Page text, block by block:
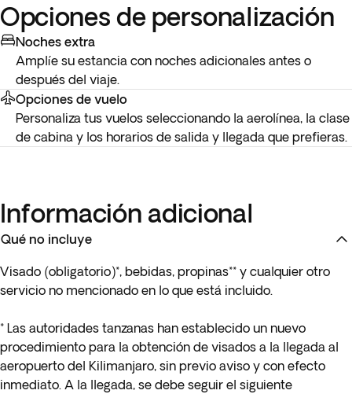
Opciones de personalización
Noches extra
Amplíe su estancia con noches adicionales antes o
después del viaje.
Opciones de vuelo
Personaliza tus vuelos seleccionando la aerolínea, la clase
de cabina y los horarios de salida y llegada que prefieras.
Información adicional
Qué no incluye
Visado (obligatorio)*, bebidas, propinas** y cualquier otro
servicio no mencionado en lo que está incluido.
* Las autoridades tanzanas han establecido un nuevo
procedimiento para la obtención de visados a la llegada al
aeropuerto del Kilimanjaro, sin previo aviso y con efecto
inmediato. A la llegada, se debe seguir el siguiente